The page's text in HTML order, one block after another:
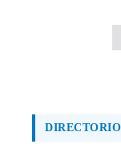
DIRECTORIO